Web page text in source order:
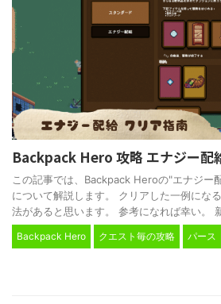
Backpack Hero 攻略 エナジー配
この記事では、Backpack Heroの"エナジー
について解説します。 クリアした一例にな
法があると思います。 参考になれば幸い。
Backpack Hero クエスト毎の攻略 パース